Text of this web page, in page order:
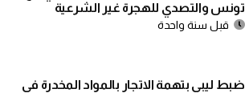
تونس والتصدي للهجرة غير الشرعية
قبل سنة واحدة
ضبط ليبي بتهمة الاتجار بالمواد المخدرة في